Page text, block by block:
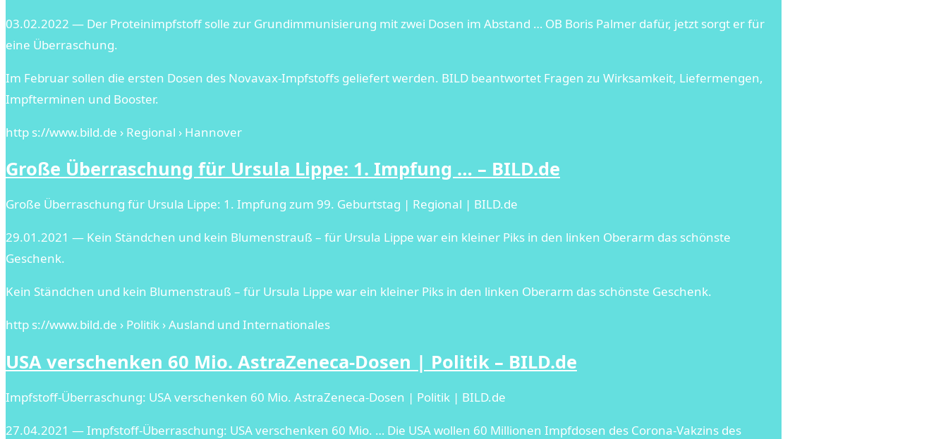
03.02.2022 — Der Proteinimpfstoff solle zur Grundimmunisierung mit zwei Dosen im Abstand … OB Boris Palmer dafür, jetzt sorgt er für
eine Überraschung.
Im Februar sollen die ersten Dosen des Novavax-Impfstoffs geliefert werden. BILD beantwortet Fragen zu Wirksamkeit, Liefermengen,
Impfterminen und Booster.
http s://www.bild.de › Regional › Hannover
Große Überraschung für Ursula Lippe: 1. Impfung … – BILD.de
Große Überraschung für Ursula Lippe: 1. Impfung zum 99. Geburtstag | Regional | BILD.de
29.01.2021 — Kein Ständchen und kein Blumenstrauß – für Ursula Lippe war ein kleiner Piks in den linken Oberarm das schönste
Geschenk.
Kein Ständchen und kein Blumenstrauß – für Ursula Lippe war ein kleiner Piks in den linken Oberarm das schönste Geschenk.
http s://www.bild.de › Politik › Ausland und Internationales
USA verschenken 60 Mio. AstraZeneca-Dosen | Politik – BILD.de
Impfstoff-Überraschung: USA verschenken 60 Mio. AstraZeneca-Dosen | Politik | BILD.de
27.04.2021 — Impfstoff-Überraschung: USA verschenken 60 Mio. … Die USA wollen 60 Millionen Impfdosen des Corona-Vakzins des